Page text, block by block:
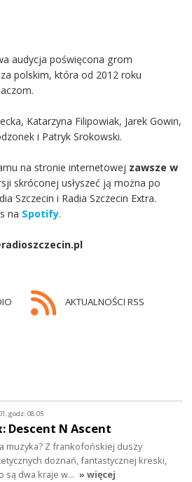
audycja poświęcona grom
polskim, która od 2012 roku
Katarzyna Filipowiak, Jarek Gowin,
i Patryk Srokowski.
na stronie internetowej zawsze w
skróconej usłyszeć ją można po
Szczecin i Radia Szczecin Extra.
na Spotify.
AKTUALNOŚCI RSS
godz. 08:05
Descent N Ascent
muzyka? Z frankofońskiej duszy
doznań, fantastycznej kreski,
są dwa kraje w… » więcej